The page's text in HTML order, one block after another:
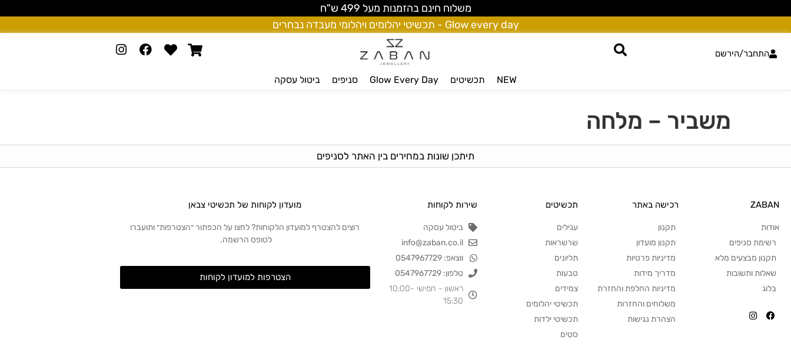
משלוח חינם בהזמנות מעל 499 ש"ח
Glow every day - תכשיטי יהלומים ויהלומי מעבדה נבחרים
התחבר/הירשם
NEW תכשיטים Glow Every Day סניפים ביטול עסקה
משביר – מלחה
תיתכן שונות במחירים בין האתר לסניפים
ZABAN
אודות
רשימת סניפים
תקנון מבצעים מלא
שאלות ותשובות
בלוג
רכישה באתר
תקנון
תקנון מועדון
מדיניות פרטיות
מדריך מידות
מדיניות החלפת והחזרת
משלוחים והחזרות
הצהרת נגישות
תכשיטים
עגילים
שרשראות
תליונים
טבעות
צמידים
תכשיטי יהלומים
תכשיטי ילדות
סטים
שירות לקוחות
ביטול עסקה
info@zaban.co.il
ווצאפ: 0547967729
טלפון: 0547967729
ראשון - חמישי 10:00-
15:30
מועדון לקוחות של תכשיטי צבאן
רוצים להצטרף למועדון הלקוחות? לחצו על הכפתור ״הצטרפות״ ותועברו
לטופס הרשמה.
הצטרפות למועדון לקוחות